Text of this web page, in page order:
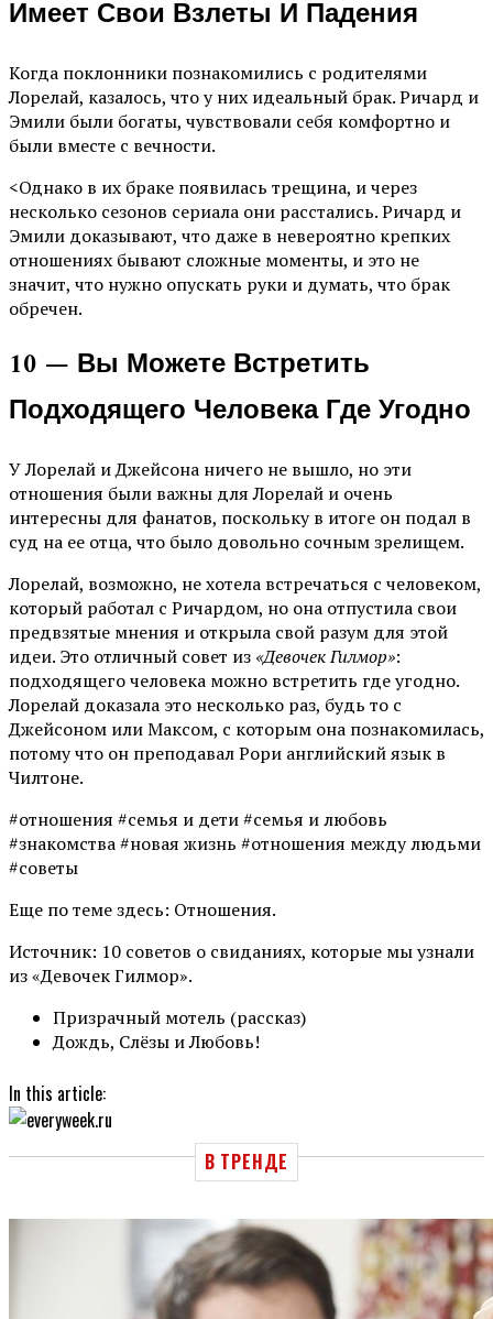
Имеет Свои Взлеты И Падения
Когда поклонники познакомились с родителями
Лорелай, казалось, что у них идеальный брак. Ричард и
Эмили были богаты, чувствовали себя комфортно и
были вместе с вечности.
<Однако в их браке появилась трещина, и через
несколько сезонов сериала они расстались. Ричард и
Эмили доказывают, что даже в невероятно крепких
отношениях бывают сложные моменты, и это не
значит, что нужно опускать руки и думать, что брак
обречен.
10 — Вы Можете Встретить
Подходящего Человека Где Угодно
У Лорелай и Джейсона ничего не вышло, но эти
отношения были важны для Лорелай и очень
интересны для фанатов, поскольку в итоге он подал в
суд на ее отца, что было довольно сочным зрелищем.
Лорелай, возможно, не хотела встречаться с человеком,
который работал с Ричардом, но она отпустила свои
предвзятые мнения и открыла свой разум для этой
идеи. Это отличный совет из «Девочек Гилмор»:
подходящего человека можно встретить где угодно.
Лорелай доказала это несколько раз, будь то с
Джейсоном или Максом, с которым она познакомилась,
потому что он преподавал Рори английский язык в
Чилтоне.
#отношения #семья и дети #семья и любовь
#знакомства #новая жизнь #отношения между людьми
#советы
Еще по теме здесь: Отношения.
Источник: 10 советов о свиданиях, которые мы узнали
из «Девочек Гилмор».
Призрачный мотель (рассказ)
Дождь, Слёзы и Любовь!
In this article:
В ТРЕНДЕ